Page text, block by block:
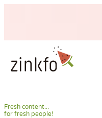
Fresh content...
for fresh people!